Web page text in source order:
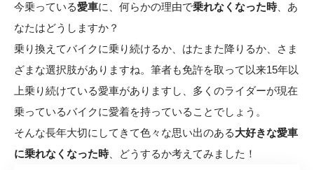
今乗っている愛車に、何らかの理由で乗れなくなった時、あ
なたはどうしますか？
乗り換えてバイクに乗り続けるか、はたまた降りるか、さま
ざまな選択肢がありますね。筆者も免許を取って以来15年以
上乗り続けている愛車がありますし、多くのライダーが現在
乗っているバイクに愛着を持っていることでしょう。
そんな長年大切にしてきて色々な思い出のある大好きな愛車
に乗れなくなった時、どうするか考えてみました！